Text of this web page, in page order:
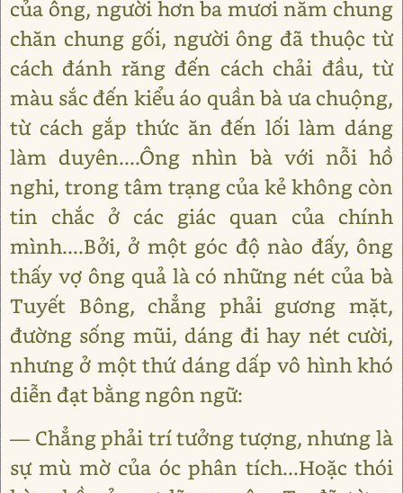
của ông, người hơn ba mươi năm chung
chăn chung gối, người ông đã thuộc từ
cách đánh răng đến cách chải đầu, từ
màu sắc đến kiểu áo quần bà ưa chuộng,
từ cách gắp thức ăn đến lối làm dáng
làm duyên....Ông nhìn bà với nỗi hồ
nghi, trong tâm trạng của kẻ không còn
tin chắc ở các giác quan của chính
mình....Bởi, ở một góc độ nào đấy, ông
thấy vợ ông quả là có những nét của bà
Tuyết Bông, chẳng phải gương mặt,
đường sống mũi, dáng đi hay nét cười,
nhưng ở một thứ dáng dấp vô hình khó
diễn đạt bằng ngôn ngữ:
― Chẳng phải trí tưởng tượng, nhưng là
sự mù mờ của óc phân tích...Hoặc thói